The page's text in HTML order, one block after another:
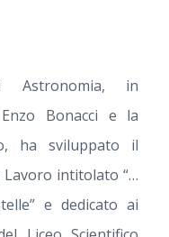
Astronomia, in
Bonacci e la
ha sviluppato il
intitolato “…
e dedicato ai